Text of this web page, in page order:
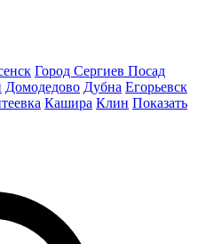
Город Сергиев Посад
Домодедово Дубна Егорьевск
Кашира Клин Показать